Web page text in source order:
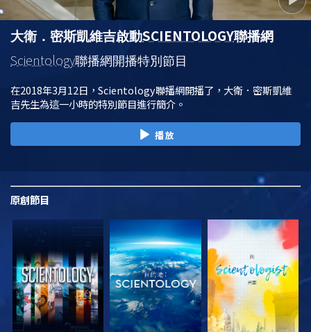
大衛．密斯凱維吉啟動SCIENTOLOGY聯播網
Scientology聯播網開播特別節目
在2018年3月12日，Scientology聯播網開播了，大衛．密斯凱維
吉先生為這一小時的特別節目進行簡介。
播放
原創節目